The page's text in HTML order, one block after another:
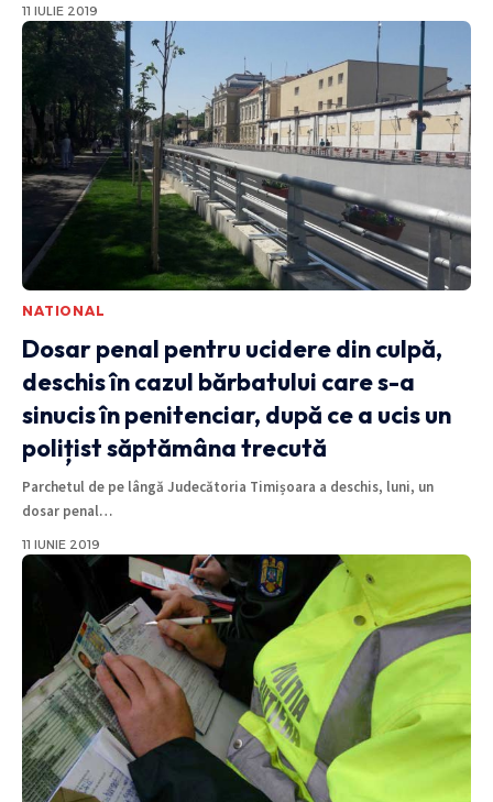
11 IULIE 2019
NATIONAL
Dosar penal pentru ucidere din culpă,
deschis în cazul bărbatului care s-a
sinucis în penitenciar, după ce a ucis un
polițist săptămâna trecută
Parchetul de pe lângă Judecătoria Timișoara a deschis, luni, un
dosar penal…
11 IUNIE 2019